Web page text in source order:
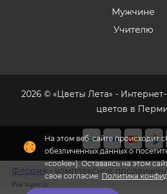
На этом веб-сайте происходит
обезличенных данных о
«cookie»). Оставаясь на этом
свое согласие.Политика
Мужчине
Учителю
2026 © «Цветы Лета» -
цветов в
Флория - комплексное
бизнеса